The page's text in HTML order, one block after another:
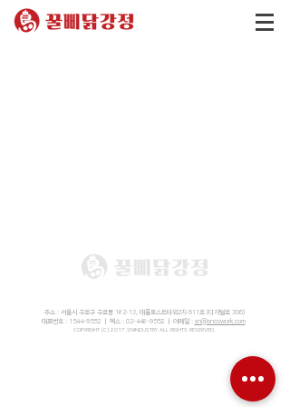
주소 : 서울시 구로구 구로동 182-13, 대륭포스트타워2차 611호 (디지털로 306)
대표번호 : 1544-9552｜ 팩스 : 02-448-9552｜ 이메일 : sn@sncowork.com
COPYRIGHT (C) 2017 SNINDUSTRY ALL RIGHTS RESERVED.